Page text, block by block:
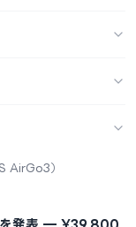
AirGo3）
を発表 — ¥39,800